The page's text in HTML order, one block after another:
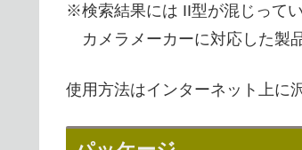
※検索結果には II型が混じって
カメラメーカーに対応した製
使用方法はインターネット上に